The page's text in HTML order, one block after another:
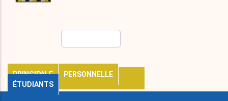
PRINCIPALE
PERSONNELLE
ÉTUDIANTS